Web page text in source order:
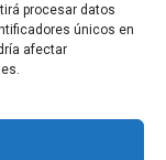
procesar datos
únicos en
afectar